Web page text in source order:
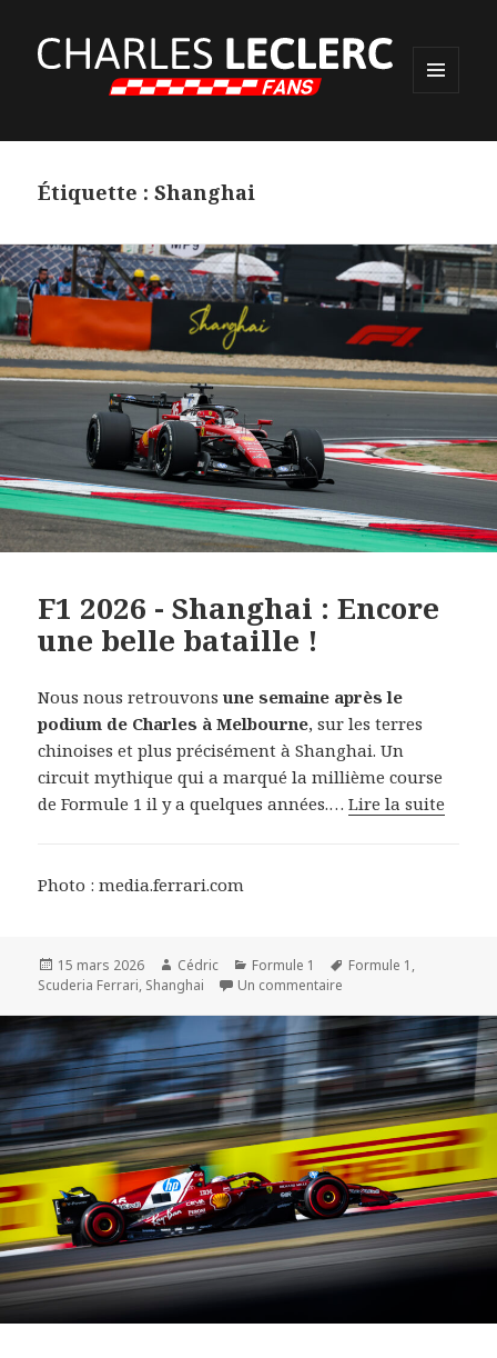
WIDGETS
Étiquette :Shanghai
F1 2026 - Shanghai : Encore
une belle bataille !
Nous nous retrouvonsune semaine après le
podium de Charles à Melbourne, sur les terres
chinoises et plus précisément à Shanghai. Un
circuit mythique qui a marqué la millième course
de Formule 1 il y a quelques années.…Lire la suite
Photo : media.ferrari.com
Publié
le
15 mars 2026 Auteur
Cédric Catégories
Formule 1
Mots-
Formule 1 ,
Scuderia Ferrari, Shanghai Un commentaire